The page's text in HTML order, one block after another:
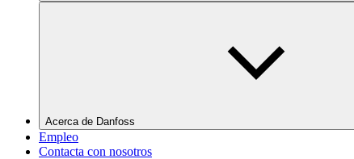
Acerca de Danfoss
Empleo
Contacta con nosotros